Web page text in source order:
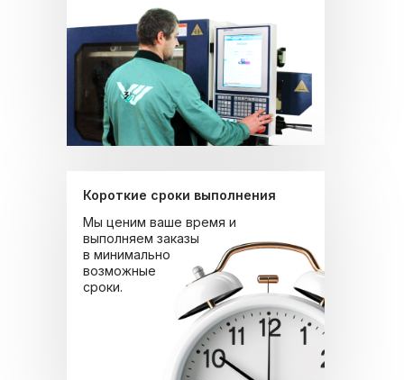
Мы ценим ваше время и
выполняем заказы
в минимально
возможные
сроки.
Короткие сроки выполнения